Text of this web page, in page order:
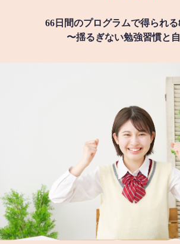
66日間のプログラムで得られ
〜揺るぎない勉強習慣と